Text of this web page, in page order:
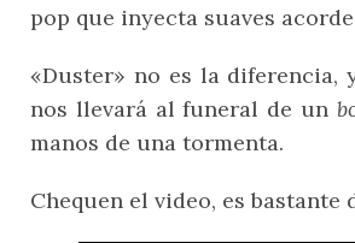
pop que inyecta suaves
«Duster» no es la diferencia,
nos llevará al funeral de un
manos de una tormenta.
Chequen el video, es bastante